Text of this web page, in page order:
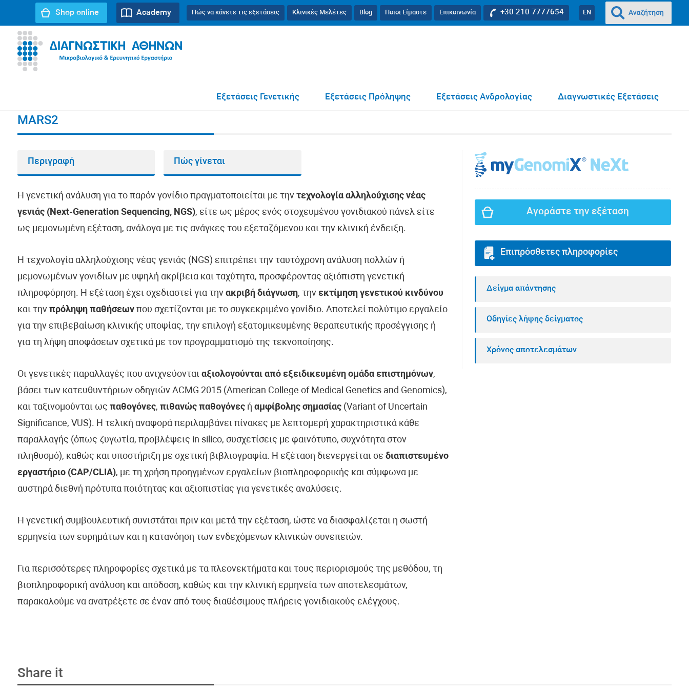
EN
+30 210 7777654
Επικοινωνία
Ποιοι Είμαστε
Blog
Κλινικές Μελέτες
Πώς να κάνετε τις εξετάσεις
Academy
Shop online
Διαγνωστικές Εξετάσεις
Εξετάσεις Ανδρολογίας
Εξετάσεις Πρόληψης
Εξετάσεις Γενετικής
MARS2
Περιγραφή Πώς γίνεται
Η γενετική ανάλυση για το παρόν γονίδιο πραγματοποιείται με την τεχνολογία αλληλούχισης νέας
γενιάς (Next-Generation Sequencing, NGS), είτε ως μέρος ενός στοχευμένου γονιδιακού πάνελ είτε
ως μεμονωμένη εξέταση, ανάλογα με τις ανάγκες του εξεταζόμενου και την κλινική ένδειξη.
Η τεχνολογία αλληλούχισης νέας γενιάς (NGS) επιτρέπει την ταυτόχρονη ανάλυση πολλών ή
μεμονωμένων γονιδίων με υψηλή ακρίβεια και ταχύτητα, προσφέροντας αξιόπιστη γενετική
πληροφόρηση. Η εξέταση έχει σχεδιαστεί για την ακριβή διάγνωση, την εκτίμηση γενετικού κινδύνου
και την πρόληψη παθήσεωνπου σχετίζονται με το συγκεκριμένο γονίδιο. Αποτελεί πολύτιμο εργαλείο
για την επιβεβαίωση κλινικής υποψίας, την επιλογή εξατομικευμένης θεραπευτικής προσέγγισης ή
για τη λήψη αποφάσεων σχετικά με τον προγραμματισμό της τεκνοποίησης.
Οι γενετικές παραλλαγές που ανιχνεύονται αξιολογούνται από εξειδικευμένη ομάδα επιστημόνων,
βάσει των κατευθυντήριων οδηγιών ACMG 2015 (American College of Medical Genetics and Genomics),
και ταξινομούνται ως παθογόνες, πιθανώς παθογόνεςή αμφίβολης σημασίας(Variant of Uncertain
Significance, VUS). Η τελική αναφορά περιλαμβάνει πίνακες με λεπτομερή χαρακτηριστικά κάθε
παραλλαγής (όπως ζυγωτία, προβλέψεις in silico, συσχετίσεις με φαινότυπο, συχνότητα στον
πληθυσμό), καθώς και υποστήριξη με σχετική βιβλιογραφία. Η εξέταση διενεργείται σε διαπιστευμένο
εργαστήριο (CAP/CLIA), με τη χρήση προηγμένων εργαλείων βιοπληροφορικής και σύμφωνα με
αυστηρά διεθνή πρότυπα ποιότητας και αξιοπιστίας για γενετικές αναλύσεις.
Η γενετική συμβουλευτική συνιστάται πριν και μετά την εξέταση, ώστε να διασφαλίζεται η σωστή
ερμηνεία των ευρημάτων και η κατανόηση των ενδεχόμενων κλινικών συνεπειών.
Για περισσότερες πληροφορίες σχετικά με τα πλεονεκτήματα και τους περιορισμούς της μεθόδου, τη
βιοπληροφορική ανάλυση και απόδοση, καθώς και την κλινική ερμηνεία των αποτελεσμάτων,
παρακαλούμε να ανατρέξετε σε έναν από τους διαθέσιμους πλήρεις γονιδιακούς ελέγχους.
Αγοράστε την εξέταση
Επιπρόσθετες πληροφορίες
Δείγμα απάντησης
Οδηγίες λήψης δείγματος
Χρόνος αποτελεσμάτων
Share it